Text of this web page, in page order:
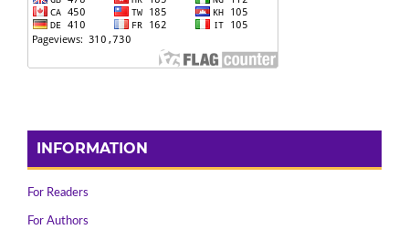
INFORMATION
For Readers
For Authors